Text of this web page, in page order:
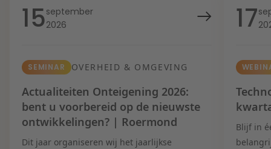
15september
2026
SEMINAR OVERHEID & OMGEVING
Actualiteiten Onteigening 2026:
bent u voorbereid op de nieuwste
ontwikkelingen? | Roermond
Dit jaar organiseren wij het jaarlijkse
17
Blijf in